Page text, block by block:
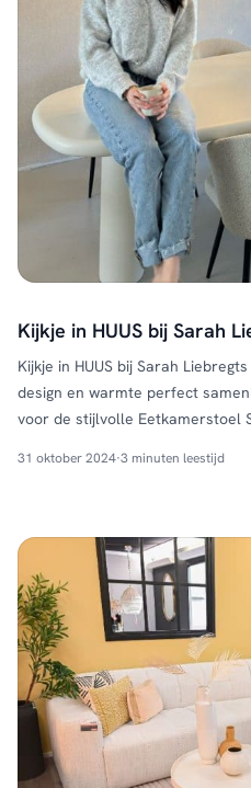
Kijkje in HUUS bij Sarah
Kijkje in HUUS bij Sarah
design en warmte perfect
voor de stijlvolle Eetkamerstoel
heeft. Met zijn elegante vorm
31 oktober 2024·3 minuten leestijd